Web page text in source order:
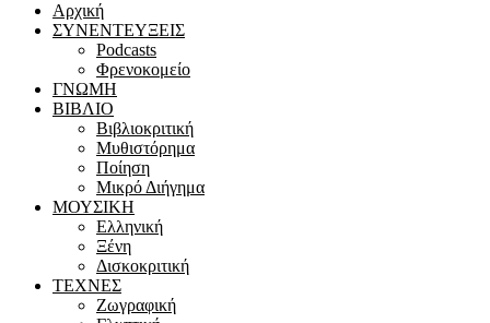
Αρχική
ΣΥΝΕΝΤΕΥΞΕΙΣ
Podcasts
Φρενοκομείο
ΓΝΩΜΗ
ΒΙΒΛΙΟ
Βιβλιοκριτική
Μυθιστόρημα
Ποίηση
Μικρό Διήγημα
ΜΟΥΣΙΚΗ
Ελληνική
Ξένη
Δισκοκριτική
ΤΕΧΝΕΣ
Ζωγραφική